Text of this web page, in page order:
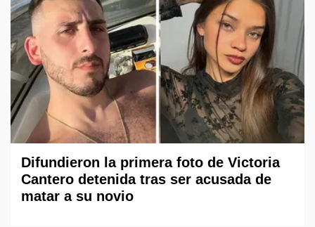
Difundieron la primera foto de Victoria
Cantero detenida tras ser acusada de
matar a su novio